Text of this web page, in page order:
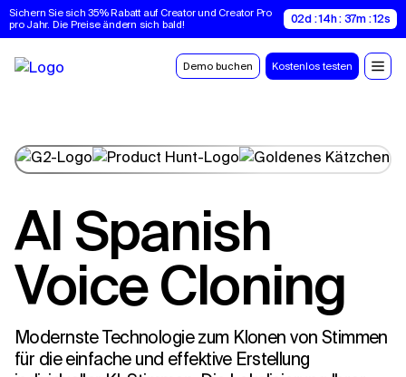
Sichern Sie sich 35% Rabatt auf Creator und Creator Pro
pro Jahr. Die Preise ändern sich bald!
02d : 14h : 37m : 11s
Demo buchen Kostenlos testen
AI Spanish
Voice Cloning
Modernste Technologie zum Klonen von Stimmen
für die einfache und effektive Erstellung